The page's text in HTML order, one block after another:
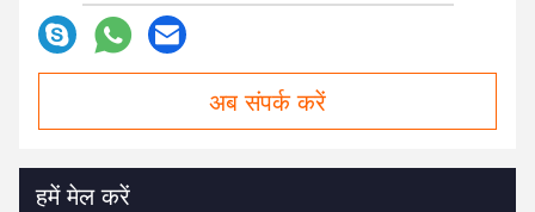
अब संपर्क करें
हमें मेल करें